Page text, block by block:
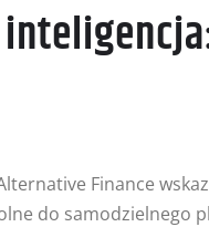
Finance
do samodzielnego